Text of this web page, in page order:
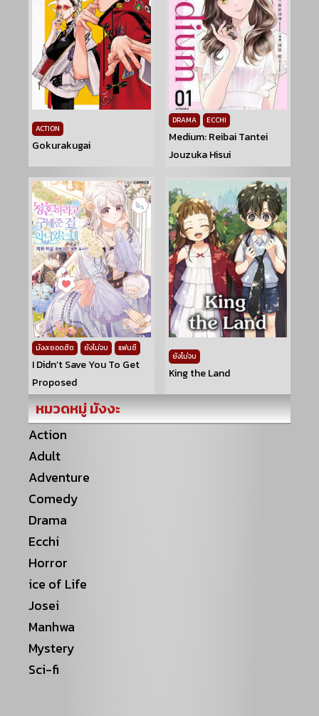
ACTION
Gokurakugai
DRAMA ECCHI
Medium: Reibai Tantei
Jouzuka Hisui
มังงะยอดฮิต ยังไม่จบ แฟนซี
I Didn’t Save You To Get
Proposed
ยังไม่จบ
King the Land
หมวดหมู่ มังงะ
Action
Adult
Adventure
Comedy
Drama
Ecchi
Horror
ice of Life
Josei
Manhwa
Mystery
Sci-fi